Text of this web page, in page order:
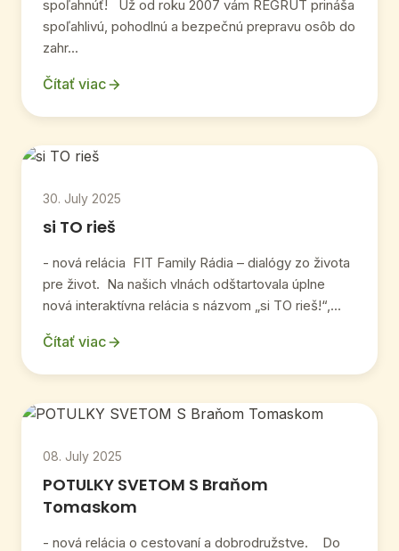
spoľahnúť! Už od roku 2007 vám REGRUT prináša
spoľahlivú, pohodlnú a bezpečnú prepravu osôb do
zahr...
Čítať viac
30. July 2025
si TO rieš
- nová relácia FIT Family Rádia – dialógy zo života
pre život. Na našich vlnách odštartovala úplne
nová interaktívna relácia s názvom „si TO rieš!“,...
Čítať viac
08. July 2025
POTULKY SVETOM S Braňom
Tomaskom
- nová relácia o cestovaní a dobrodružstve. Do